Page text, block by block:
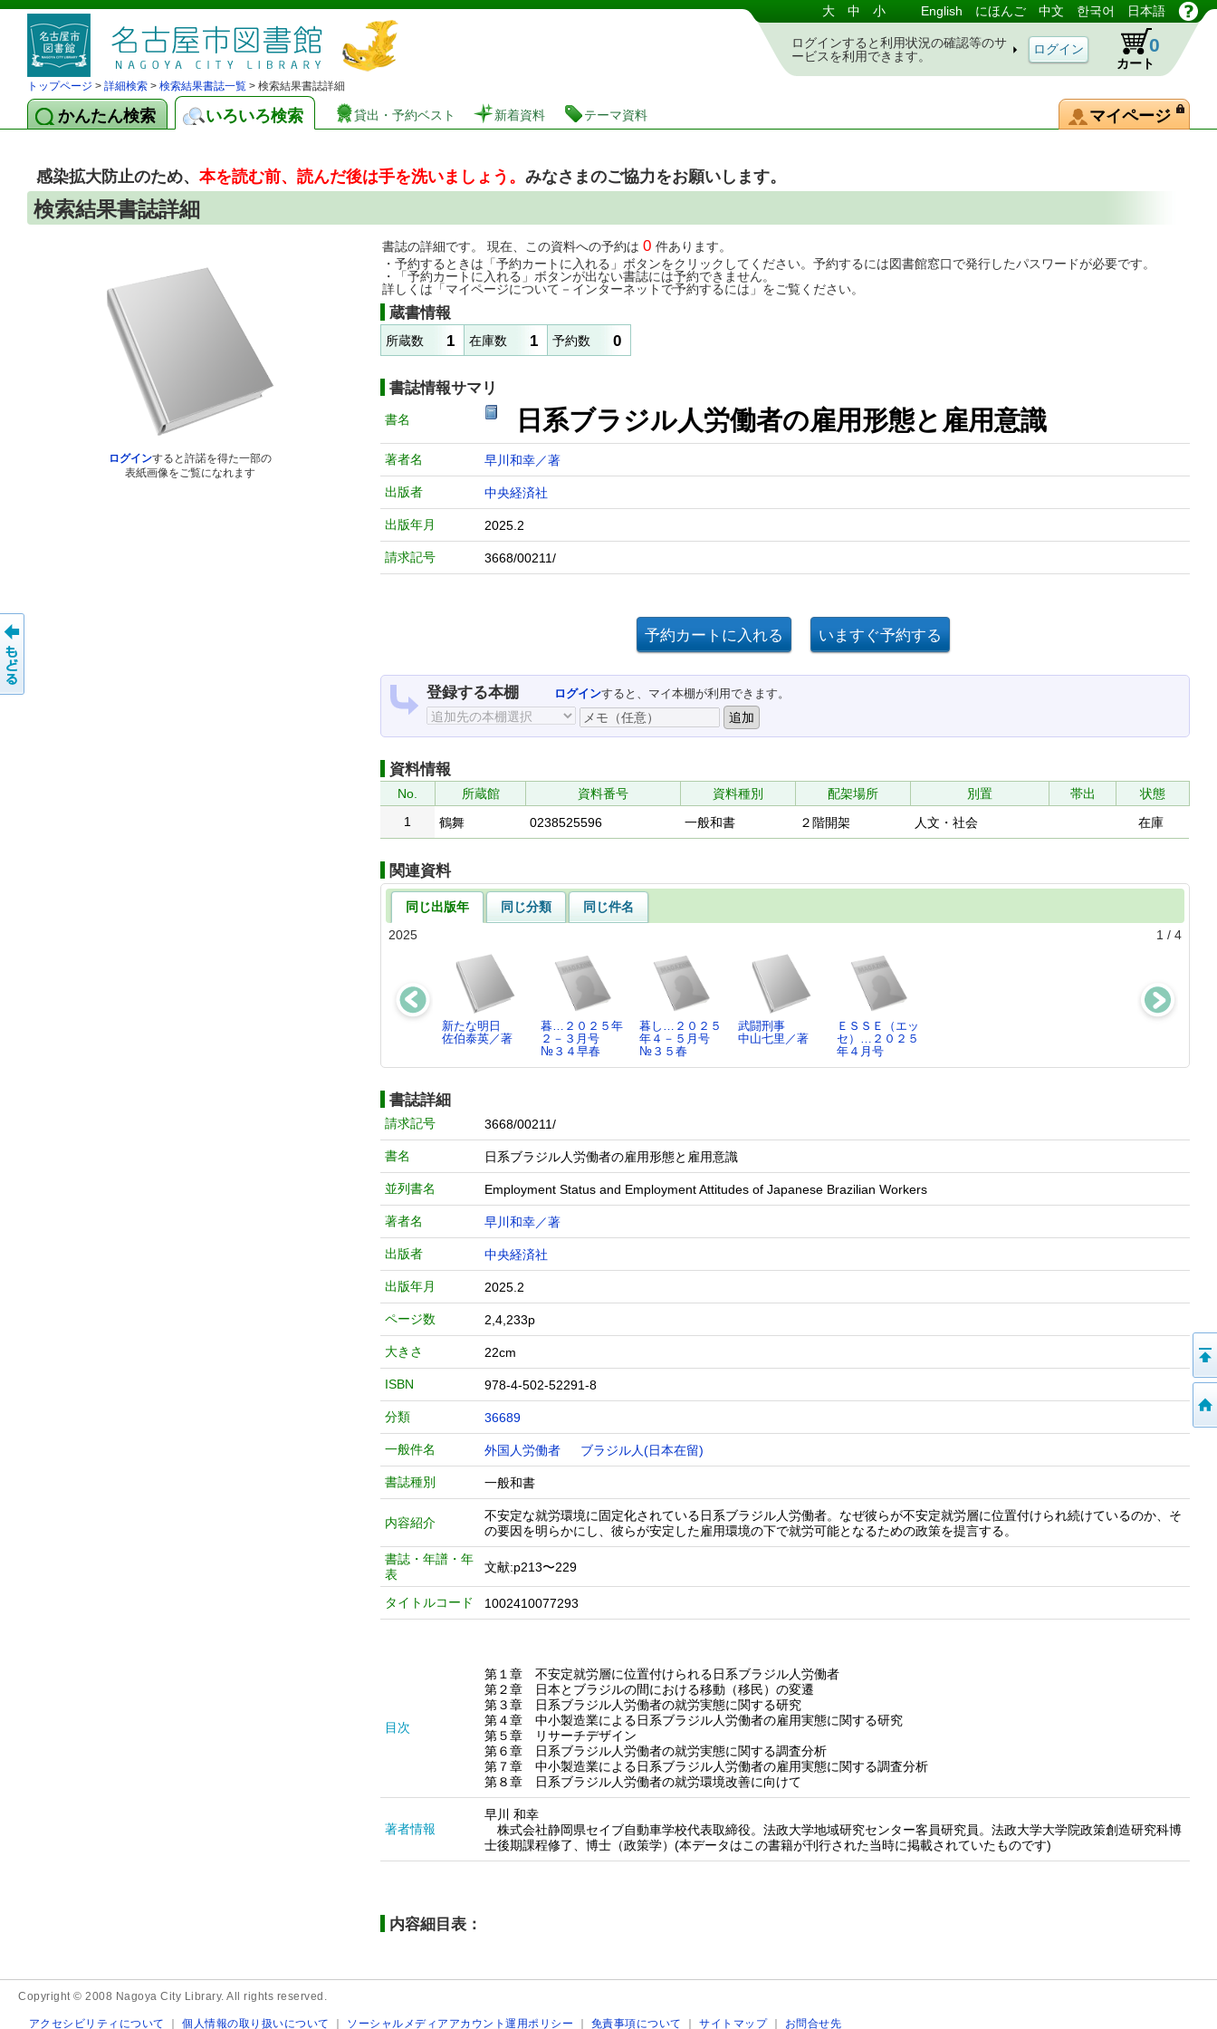
図書館 蔵書検索・予約システム 大 中 小 English にほんご 中文 한국어 日本語
ログインすると利用状況の確認等のサ
ービスを利用できます。
カート
0
トップページ > 詳細検索 > 検索結果書誌一覧 > 検索結果書誌詳細
かんたん検索 いろいろ検索 貸出・予約ベスト 新着資料 テーマ資料 マイページ
感染拡大防止のため、 本を読む前、読んだ後は手を洗いましょう。 みなさまのご協力をお願いします。
検索結果書誌詳細
ログインすると許諾を得た一部の
表紙画像をご覧になれます
書誌の詳細です。 現在、この資料への予約は 0 件あります。
・予約するときは「予約カートに入れる」ボタンをクリックしてください。予約するには図書館窓口で発行したパスワードが必要です。
・「予約カートに入れる」ボタンが出ない書誌には予約できません。
詳しくは「マイページについて－インターネットで予約するには」をご覧ください。
蔵書情報
所蔵数 1 在庫数 1 予約数 0
書誌情報サマリ
書名 日系ブラジル人労働者の雇用形態と雇用意識
著者名 早川和幸／著
出版者 中央経済社
出版年月 2025.2
請求記号 3668/00211/
登録する本棚 ログインすると、マイ本棚が利用できます。
資料情報
No. 所蔵館 資料番号 資料種別 配架場所 別置 帯出
状態
1
鶴舞 0238525596 一般和書 ２階開架 人文・社会 在庫
関連資料
同じ出版年 同じ分類
同じ件名
2025
1 / 4
新たな明日
佐伯泰英／著
暮…２０２５年
２－３月号
№３４早春
暮し…２０２５
年４－５月号
№３５春
武闘刑事
中山七里／著
ＥＳＳＥ（エッ
セ）…２０２５
年４月号
書誌詳細
請求記号 3668/00211/
書名 日系ブラジル人労働者の雇用形態と雇用意識
並列書名 Employment Status and Employment Attitudes of Japanese Brazilian Workers
著者名 早川和幸／著
出版者 中央経済社
出版年月 2025.2
ページ数 2,4,233p
大きさ 22cm
ISBN 978-4-502-52291-8
分類 36689
一般件名 外国人労働者 ブラジル人(日本在留)
書誌種別 一般和書
内容紹介
不安定な就労環境に固定化されている日系ブラジル人労働者。なぜ彼らが不安定就労層に位置付けられ続けているのか、そ
の要因を明らかにし、彼らが安定した雇用環境の下で就労可能となるための政策を提言する。
書誌・年譜・年
表
文献:p213〜229
タイトルコード 1002410077293
目次
第１章 不安定就労層に位置付けられる日系ブラジル人労働者
第２章 日本とブラジルの間における移動（移民）の変遷
第３章 日系ブラジル人労働者の就労実態に関する研究
第４章 中小製造業による日系ブラジル人労働者の雇用実態に関する研究
第５章 リサーチデザイン
第６章 日系ブラジル人労働者の就労実態に関する調査分析
第７章 中小製造業による日系ブラジル人労働者の雇用実態に関する調査分析
第８章 日系ブラジル人労働者の就労環境改善に向けて
著者情報
早川 和幸
株式会社静岡県セイブ自動車学校代表取締役。法政大学地域研究センター客員研究員。法政大学大学院政策創造研究科博
士後期課程修了、博士（政策学）(本データはこの書籍が刊行された当時に掲載されていたものです)
内容細目表：
Copyright © 2008 Nagoya City Library. All rights reserved.
アクセシビリティについて ｜個人情報の取り扱いについて ｜ ソーシャルメディアアカウント運用ポリシー ｜ 免責事項について ｜サイトマップ｜ お問合せ先